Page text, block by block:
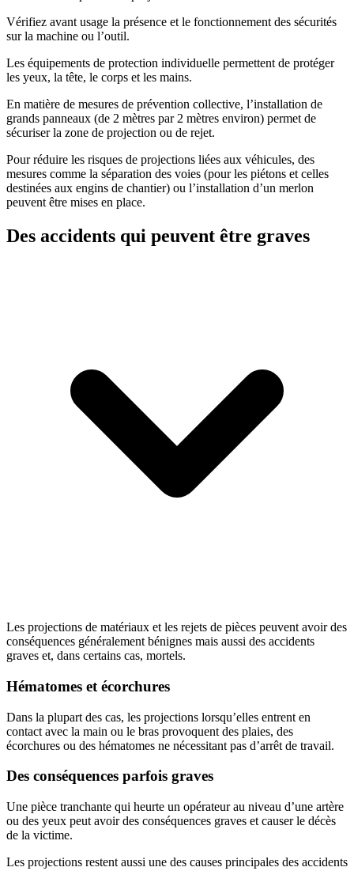
Vérifiez avant usage la présence et le fonctionnement des sécurités
sur la machine ou l’outil.
Les équipements de protection individuelle permettent de protéger
les yeux, la tête, le corps et les mains.
En matière de mesures de prévention collective, l’installation de
grands panneaux (de 2 mètres par 2 mètres environ) permet de
sécuriser la zone de projection ou de rejet.
Pour réduire les risques de projections liées aux véhicules, des
mesures comme la séparation des voies (pour les piétons et celles
destinées aux engins de chantier) ou l’installation d’un merlon
peuvent être mises en place.
Des accidents qui peuvent être graves
Les projections de matériaux et les rejets de pièces peuvent avoir des
conséquences généralement bénignes mais aussi des accidents
graves et, dans certains cas, mortels.
Hématomes et écorchures
Dans la plupart des cas, les projections lorsqu’elles entrent en
contact avec la main ou le bras provoquent des plaies, des
écorchures ou des hématomes ne nécessitant pas d’arrêt de travail.
Des conséquences parfois graves
Une pièce tranchante qui heurte un opérateur au niveau d’une artère
ou des yeux peut avoir des conséquences graves et causer le décès
de la victime.
Les projections restent aussi une des causes principales des accidents